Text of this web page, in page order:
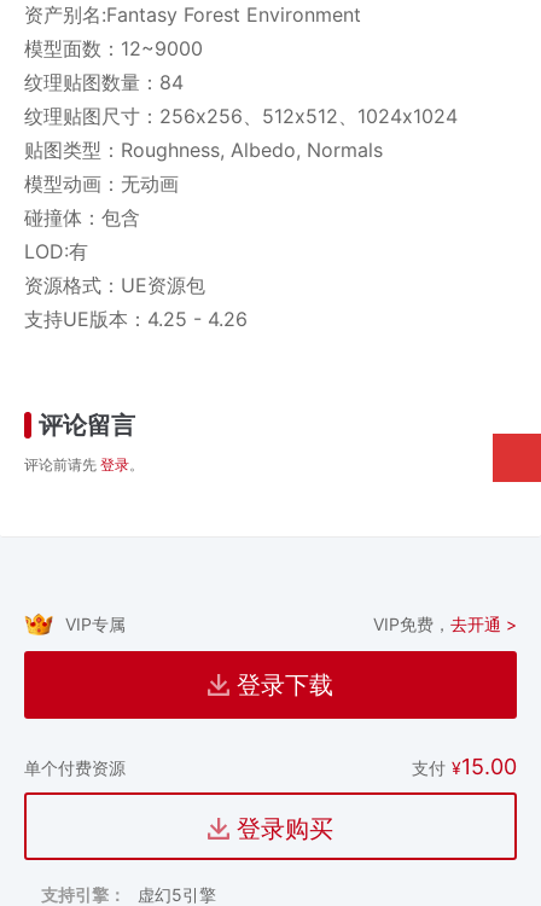
资产别名:Fantasy Forest Environment
模型面数：12~9000
纹理贴图数量：84
纹理贴图尺寸：256x256、512x512、1024x1024
贴图类型：Roughness, Albedo, Normals
模型动画：无动画
碰撞体：包含
LOD:有
资源格式：UE资源包
支持UE版本：4.25 - 4.26
评论留言
评论前请先 登录。
VIP专属 VIP免费， 去开通 >
登录下载
单个付费资源 支付 ¥15.00
登录购买
支持引擎：
虚幻5引擎